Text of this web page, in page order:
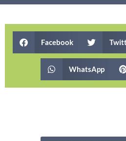
Facebook
WhatsApp